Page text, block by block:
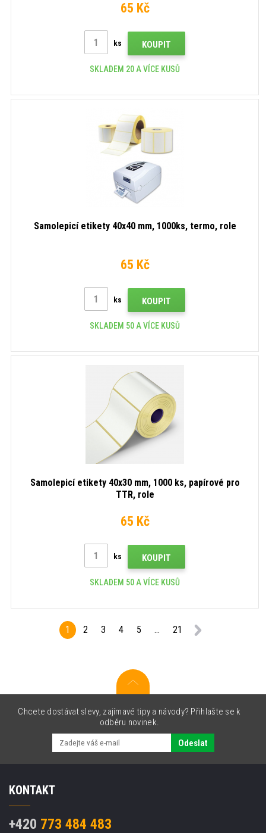
65 Kč
ks KOUPIT
SKLADEM 20 A VÍCE KUSŮ
Samolepicí etikety 40x40 mm, 1000ks, termo, role
65 Kč
ks KOUPIT
SKLADEM 50 A VÍCE KUSŮ
Samolepicí etikety 40x30 mm, 1000 ks, papírové pro
TTR, role
65 Kč
ks KOUPIT
SKLADEM 50 A VÍCE KUSŮ
1 2 3 4 5 ... 21
Chcete dostávat slevy, zajímavé tipy a návody? Přihlašte se k
odběru novinek.
Odeslat
KONTAKT
+420 773 484 483